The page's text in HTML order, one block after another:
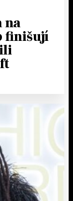
na
finišují